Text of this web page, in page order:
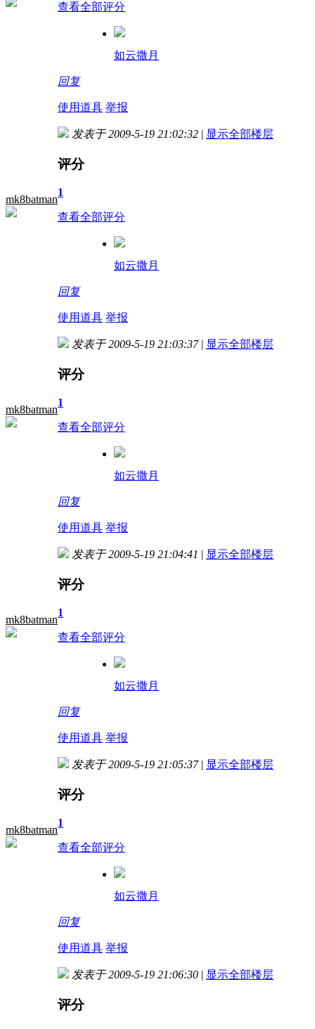
查看全部评分
如云撒月
回复
使用道具 举报
mk8batman
发表于 2009-5-19 21:02:32 | 显示全部楼层
评分
1
查看全部评分
如云撒月
回复
使用道具 举报
mk8batman
发表于 2009-5-19 21:03:37 | 显示全部楼层
评分
1
查看全部评分
如云撒月
回复
使用道具 举报
mk8batman
发表于 2009-5-19 21:04:41 | 显示全部楼层
评分
1
查看全部评分
如云撒月
回复
使用道具 举报
mk8batman
发表于 2009-5-19 21:05:37 | 显示全部楼层
评分
1
查看全部评分
如云撒月
回复
使用道具 举报
发表于 2009-5-19 21:06:30 | 显示全部楼层
评分